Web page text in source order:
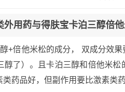
外用药与得肤宝卡泊三醇倍
+倍他米松的成分， 双成分效
醇了）。且卡泊三醇和倍他米松
药品好，但副作用要比激素类药